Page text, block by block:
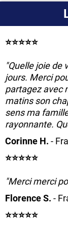
⭐️⭐️⭐️⭐️⭐️
"Quelle joie de
jours. Merci
partagez avec
matins son
sens ma
rayonnante.
Corinne H. -
⭐️⭐️⭐️⭐️⭐️
"Merci merci
Florence S. -
⭐️⭐️⭐️⭐️⭐️